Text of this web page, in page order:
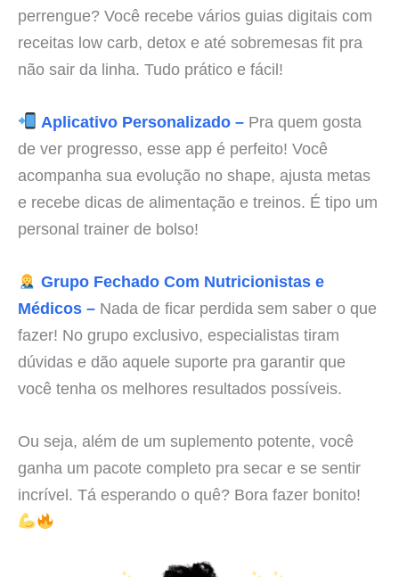
perrengue? Você recebe vários guias digitais com
receitas low carb, detox e até sobremesas fit pra
não sair da linha. Tudo prático e fácil!
Aplicativo Personalizado –Pra quem gosta
de ver progresso, esse app é perfeito! Você
acompanha sua evolução no shape, ajusta metas
e recebe dicas de alimentação e treinos. É tipo um
personal trainer de bolso!
Grupo Fechado Com Nutricionistas e
Médicos – Nada de ficar perdida sem saber o que
fazer! No grupo exclusivo, especialistas tiram
dúvidas e dão aquele suporte pra garantir que
você tenha os melhores resultados possíveis.
Ou seja, além de um suplemento potente, você
ganha um pacote completo pra secar e se sentir
incrível. Tá esperando o quê? Bora fazer bonito!